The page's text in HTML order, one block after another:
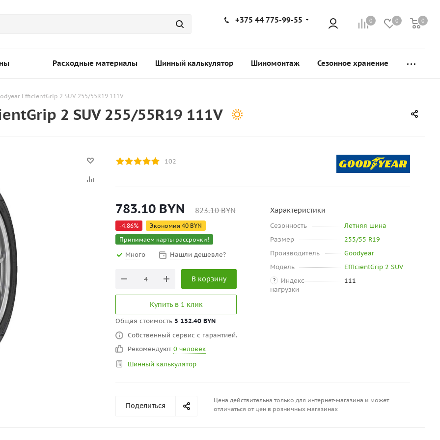
0 0 0
+375 44 775-99-55
Расходные материалы Шинный калькулятор Шиномонтаж Сезонное хранение
EfficientGrip 2 SUV 255/55R19 111V
2 SUV 255/55R19 111V
102
783.10 BYN 823.10BYN
-4.86% Экономия 40 BYN
Принимаем карты рассрочки!
Много Нашли дешевле?
В корзину
Купить в 1 клик
Общая стоимость 3 132.40 BYN
Собственный сервис с гарантией.
Рекомендуют 0 человек
Шинный калькулятор
Характеристики
Сезонность
Летняя шина
Размер
255/55 R19
Производитель
Goodyear
Модель
EfficientGrip 2 SUV
?
Индекс
нагрузки
111
Поделиться
Цена действительна только для интернет-магазина и может
отличаться от цен в розничных магазинах